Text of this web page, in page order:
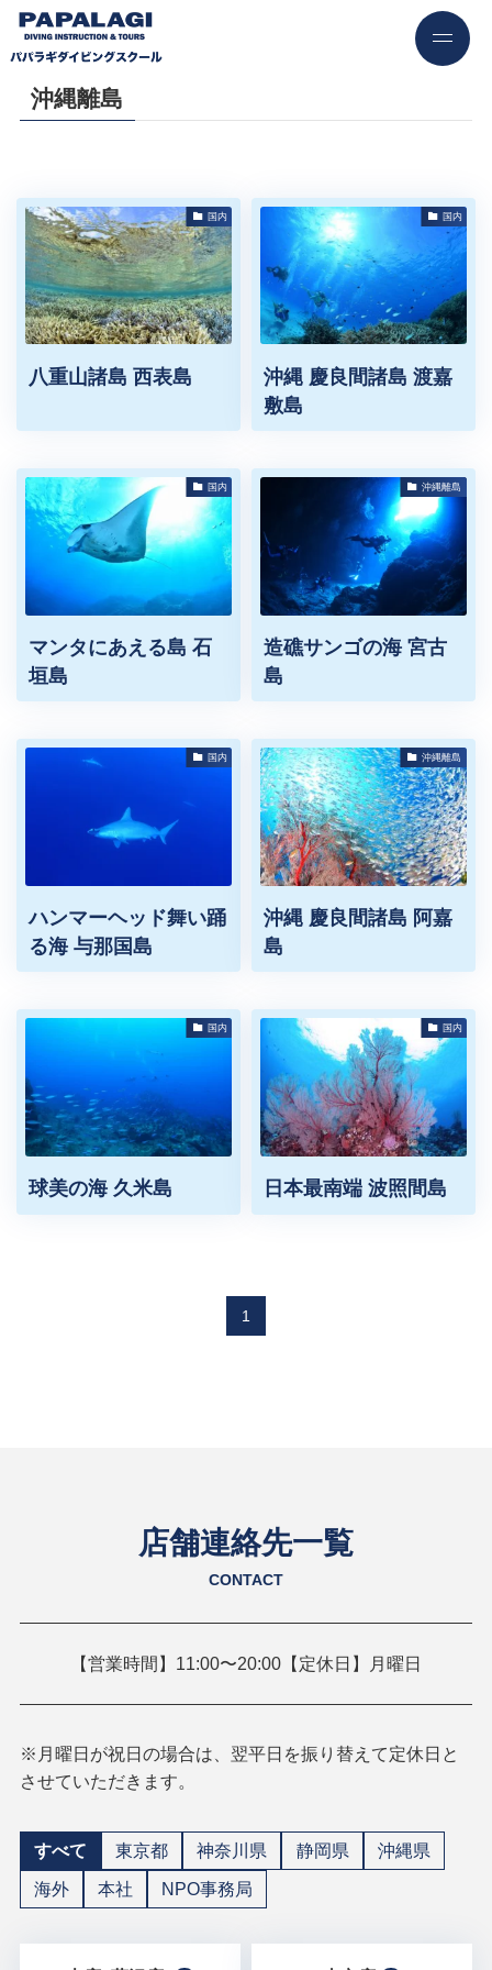
沖縄離島
国内
八重山諸島 西表島
国内
沖縄 慶良間諸島 渡嘉
敷島
国内
マンタにあえる島 石
垣島
沖縄離島
造礁サンゴの海 宮古
島
国内
ハンマーヘッド舞い踊
る海 与那国島
沖縄離島
沖縄 慶良間諸島 阿嘉
島
国内
球美の海 久米島
国内
日本最南端 波照間島
1
店舗連絡先一覧
CONTACT
【営業時間】11:00〜20:00【定休日】月曜日
※月曜日が祝日の場合は、翌平日を振り替えて定休日と
させていただきます。
すべて 東京都 神奈川県 静岡県
沖縄県
海外
本社 NPO事務局